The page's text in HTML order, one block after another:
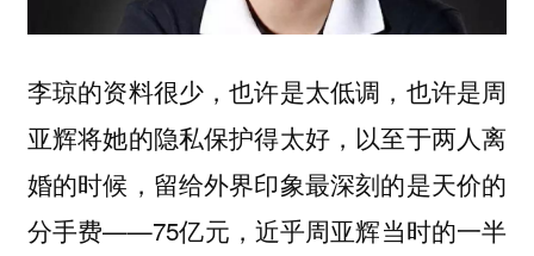
李琼的资料很少，也许是太低调，也许是周
亚辉将她的隐私保护得太好，以至于两人离
婚的时候，留给外界印象最深刻的是天价的
分手费——75亿元，近乎周亚辉当时的一半